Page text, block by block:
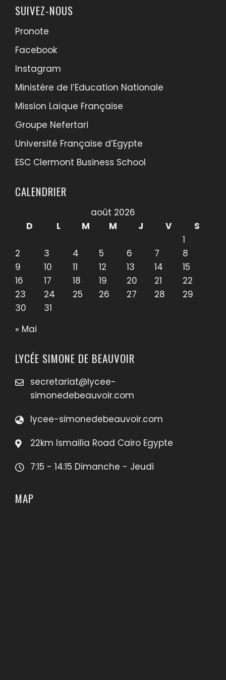
SUIVEZ-NOUS
Pronote
Facebook
Instagram
Ministère de l’Education Nationale
Mission Laïque Française
Groupe Nefertari
Université Française d’Egypte
ESC Clermont Business School
CALENDRIER
août 2026
D
L M M J V
S
1
2
3 4 5 6 7
8
9
10 11 12 13 14
15
16
17 18 19 20 21
22
23
24 25 26 27 28
29
30
31
« Mai
LYCÉE SIMONE DE BEAUVOIR
secretariat@lycee-
simonedebeauvoir.com
lycee-simonedebeauvoir.com
22km Ismailia Road Cairo Egypte
7:15 - 14:15 Dimanche - Jeudi
MAP